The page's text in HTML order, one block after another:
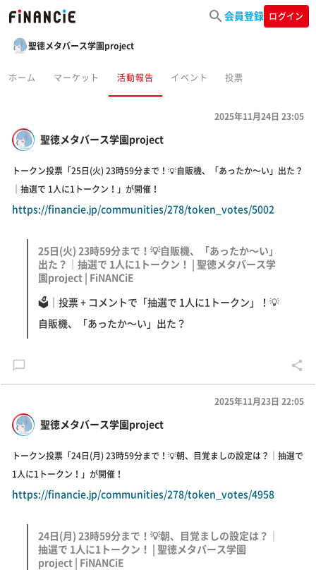
会員登録 ログイン
聖徳メタバース学園project
ホーム マーケット 活動報告 イベント 投票
聖徳メタバース学園project
2025年11月24日 23:05
トークン投票「25日(火) 23時59分まで！💡自販機、「あったか～い」出た？
｜抽選で 1人に1トークン！」が開催！
https://financie.jp/communities/278/token_votes/5002
25日(火) 23時59分まで！💡自販機、「あったか～い」
出た？｜抽選で 1人に1トークン！ | 聖徳メタバース学
園project | FiNANCiE
🗳｜投票 + コメントで「抽選で 1人に1トークン」！💡
自販機、「あったか～い」出た？
聖徳メタバース学園project
2025年11月23日 22:05
トークン投票「24日(月) 23時59分まで！💡朝、目覚ましの設定は？｜抽選で
1人に1トークン！」が開催！
https://financie.jp/communities/278/token_votes/4958
24日(月) 23時59分まで！💡朝、目覚ましの設定は？｜
抽選で 1人に1トークン！ | 聖徳メタバース学園
project | FiNANCiE